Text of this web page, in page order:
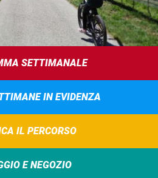
SETTIMANALE
IN EVIDENZA
IL PERCORSO
E NEGOZIO